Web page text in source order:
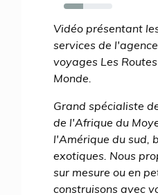
40%
Vidéo présentant
services de
voyages Les
Monde.
Grand spécialiste
de l'Afrique du
l'Amérique du sud,
exotiques. Nous
sur mesure ou en
construisons avec